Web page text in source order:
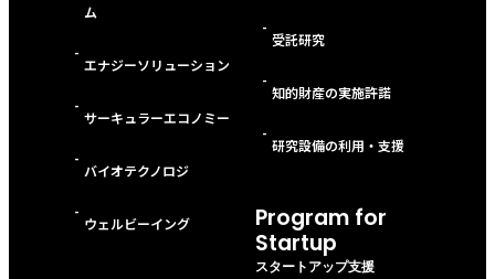
ム
-
エナジーソリューション
-
サーキュラーエコノミー
-
バイオテクノロジ
-
ウェルビーイング
-
受託研究
-
知的財産の実施許諾
-
研究設備の利用・支援
Program for
Startup
スタートアップ支援